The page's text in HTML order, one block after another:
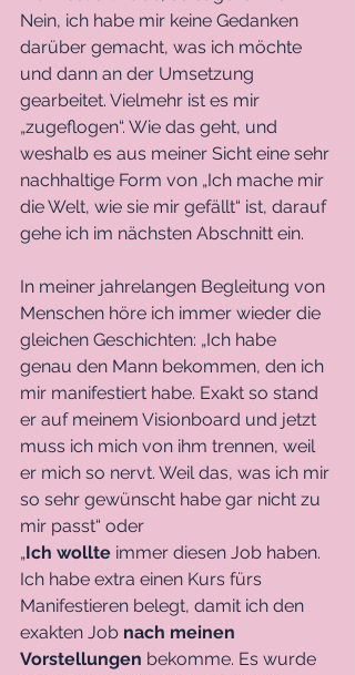
Nein, ich habe mir keine Gedanken
darüber gemacht, was ich möchte
und dann an der Umsetzung
gearbeitet. Vielmehr ist es mir
„zugeflogen“. Wie das geht, und
weshalb es aus meiner Sicht eine sehr
nachhaltige Form von „Ich mache mir
die Welt, wie sie mir gefällt“ ist, darauf
gehe ich im nächsten Abschnitt ein.
In meiner jahrelangen Begleitung von
Menschen höre ich immer wieder die
gleichen Geschichten: „Ich habe
genau den Mann bekommen, den ich
mir manifestiert habe. Exakt so stand
er auf meinem Visionboard und jetzt
muss ich mich von ihm trennen, weil
er mich so nervt. Weil das, was ich mir
so sehr gewünscht habe gar nicht zu
mir passt“ oder
„Ich wollte immer diesen Job haben.
Ich habe extra einen Kurs fürs
Manifestieren belegt, damit ich den
exakten Job nach meinen
Vorstellungen bekomme. Es wurde